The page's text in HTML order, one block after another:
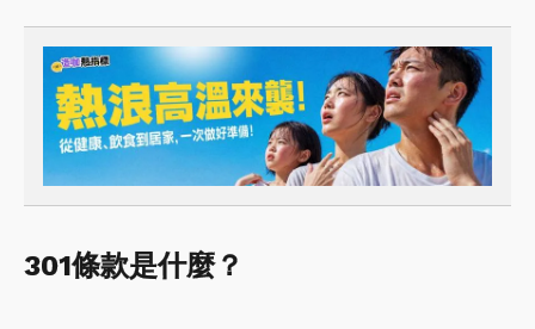
301條款是什麼？